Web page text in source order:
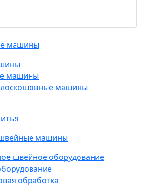
машины
машины
машины
машины
швейное оборудование
обработка